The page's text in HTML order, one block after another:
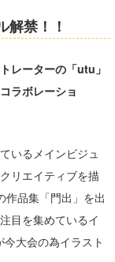
解禁！！
レーターの「utu」
ラボレーショ
いるメインビジュ
リエイティブを描
作品集「門出」を出
目を集めているイ
大会の為イラスト